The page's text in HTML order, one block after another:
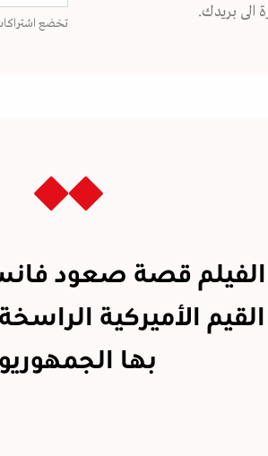
الى بريدك.
تخضع
الفيلم قصة صعود
الأميركية
بها